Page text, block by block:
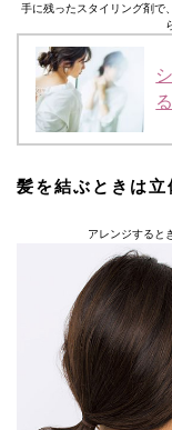
手に残ったスタイリング剤で
髪を結ぶときは立
アレンジすると